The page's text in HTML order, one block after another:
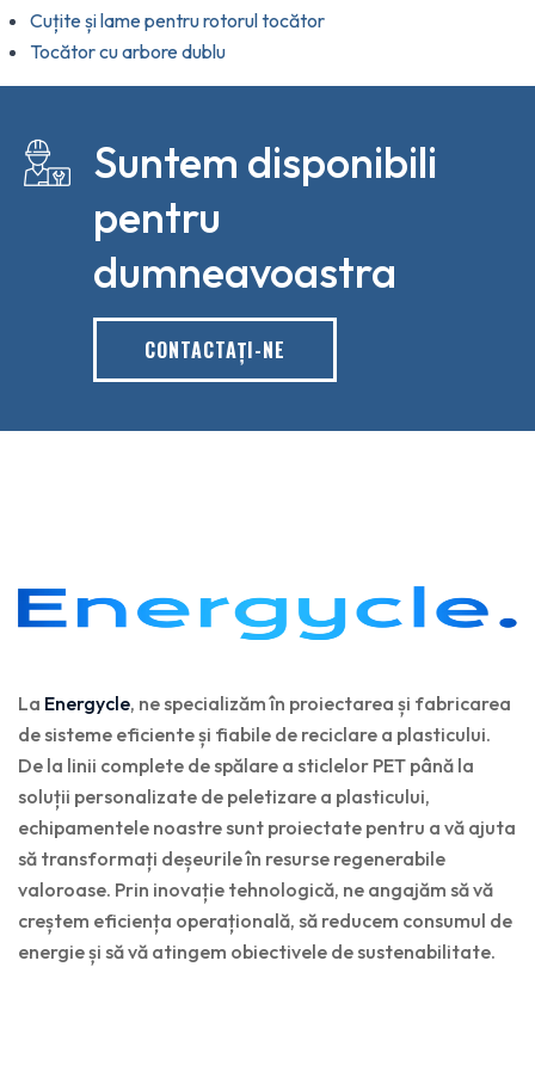
Cuțite și lame pentru rotorul tocător
Tocător cu arbore dublu
Suntem disponibili
pentru
dumneavoastra
CONTACTAŢI-NE
La Energycle, ne specializăm în proiectarea și fabricarea
de sisteme eficiente și fiabile de reciclare a plasticului.
De la linii complete de spălare a sticlelor PET până la
soluții personalizate de peletizare a plasticului,
echipamentele noastre sunt proiectate pentru a vă ajuta
să transformați deșeurile în resurse regenerabile
valoroase. Prin inovație tehnologică, ne angajăm să vă
creștem eficiența operațională, să reducem consumul de
energie și să vă atingem obiectivele de sustenabilitate.